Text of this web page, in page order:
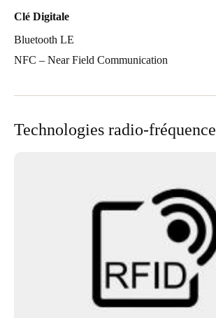
Clé Digitale
Bluetooth LE
NFC – Near Field Communication
Technologies radio-fréquence